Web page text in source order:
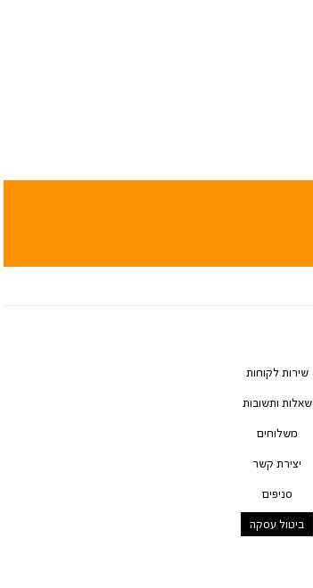
שירות לקוחות
שאלות ותשובות
משלוחים
יצירת קשר
סניפים
ביטול עסקה